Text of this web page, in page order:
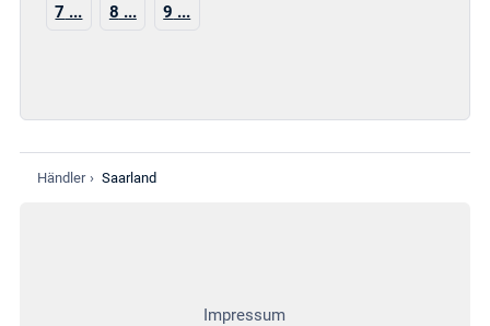
7 8 9
Händler › Saarland
Impressum